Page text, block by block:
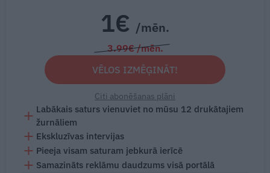
1€ /mēn.
3.99€ /mēn.
VĒLOS IZMĒĢINĀT!
Citi abonēšanas plāni
Labākais saturs vienuviet no mūsu 12 drukātajiem
žurnāliem
Ekskluzīvas intervijas
Pieeja visam saturam jebkurā ierīcē
Samazināts reklāmu daudzums visā portālā